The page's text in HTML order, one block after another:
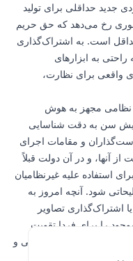
جدید حداقلی برای تولید
رخ می‌دهد که حق حریم
است. به اشتراک‌گذاری
به ابزارهای
واقعی برای نظارت،
نظامی مجهز به هوش
سن به دقت شناسایی
و مقامات اجرای
آنها، و در آن دولت قبلاً
استفاده علیه غیرنظامیان
شود. آنچه امروز به
اشتراک‌گذاری تصاویر
را برای فردا تقویت
نظارت هوش مصنوعی و
از ردپای